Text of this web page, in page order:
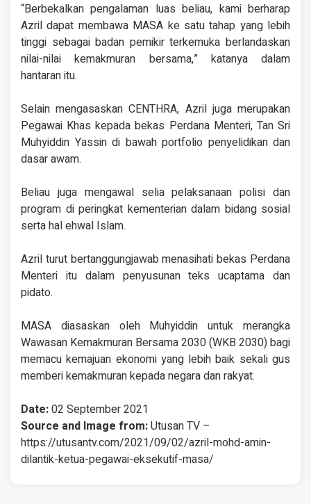
“Berbekalkan pengalaman luas beliau, kami berharap
Azril dapat membawa MASA ke satu tahap yang lebih
tinggi sebagai badan pemikir terkemuka berlandaskan
nilai-nilai kemakmuran bersama,” katanya dalam
hantaran itu.
Selain mengasaskan CENTHRA, Azril juga merupakan
Pegawai Khas kepada bekas Perdana Menteri, Tan Sri
Muhyiddin Yassin di bawah portfolio penyelidikan dan
dasar awam.
Beliau juga mengawal selia pelaksanaan polisi dan
program di peringkat kementerian dalam bidang sosial
serta hal ehwal Islam.
Azril turut bertanggungjawab menasihati bekas Perdana
Menteri itu dalam penyusunan teks ucaptama dan
pidato.
MASA diasaskan oleh Muhyiddin untuk merangka
Wawasan Kemakmuran Bersama 2030 (WKB 2030) bagi
memacu kemajuan ekonomi yang lebih baik sekali gus
memberi kemakmuran kepada negara dan rakyat.
Date:02 September 2021
Source and Image from:Utusan TV –
https://utusantv.com/2021/09/02/azril-mohd-amin-
dilantik-ketua-pegawai-eksekutif-masa/